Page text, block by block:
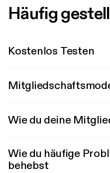
Häufig
Kostenlos Testen
Wie du deine
Wie du häufige
behebst